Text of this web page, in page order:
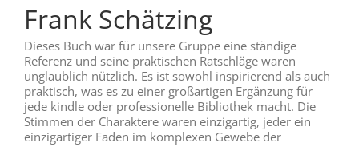
Frank Schätzing
Dieses Buch war für unsere Gruppe eine ständige
Referenz und seine praktischen Ratschläge waren
unglaublich nützlich. Es ist sowohl inspirierend als auch
praktisch, was es zu einer großartigen Ergänzung für
jede kindle oder professionelle Bibliothek macht. Die
Stimmen der Charaktere waren einzigartig, jeder ein
einzigartiger Faden im komplexen Gewebe der